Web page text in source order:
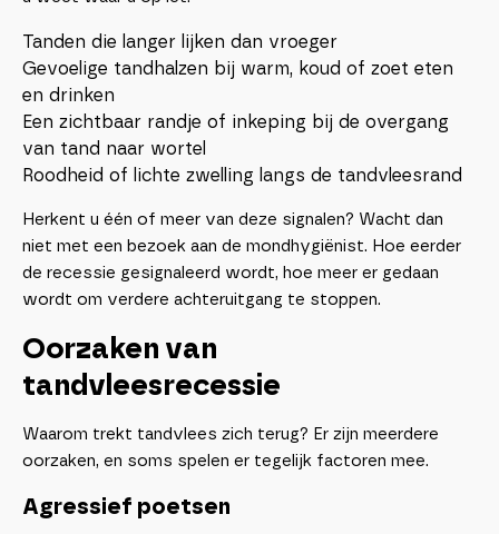
Tanden die langer lijken dan vroeger
Gevoelige tandhalzen bij warm, koud of zoet eten
en drinken
Een zichtbaar randje of inkeping bij de overgang
van tand naar wortel
Roodheid of lichte zwelling langs de tandvleesrand
Herkent u één of meer van deze signalen? Wacht dan
niet met een bezoek aan de mondhygiënist. Hoe eerder
de recessie gesignaleerd wordt, hoe meer er gedaan
wordt om verdere achteruitgang te stoppen.
Oorzaken van
tandvleesrecessie
Waarom trekt tandvlees zich terug? Er zijn meerdere
oorzaken, en soms spelen er tegelijk factoren mee.
Agressief poetsen